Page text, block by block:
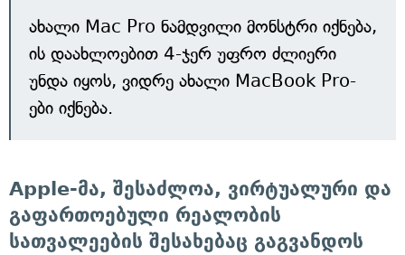
ახალი Mac Pro ნამდვილი მონსტრი იქნება,
ის დაახლოებით 4-ჯერ უფრო ძლიერი
უნდა იყოს, ვიდრე ახალი MacBook Pro-
ები იქნება.
Apple-მა, შესაძლოა, ვირტუალური და
გაფართოებული რეალობის
სათვალეების შესახებაც გაგვანდოს